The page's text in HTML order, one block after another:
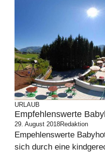
URLAUB
Empfehlenswerte
29. August 2018Redaktion
Empehlenswerte
sich durch eine